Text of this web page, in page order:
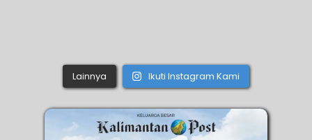
Lainnya Ikuti Instagram Kami